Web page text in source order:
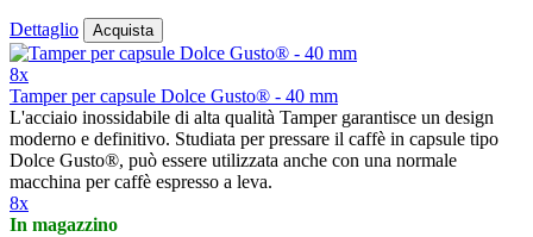
Dettaglio Acquista
8x
Tamper per capsule Dolce Gusto® - 40 mm
L'acciaio inossidabile di alta qualità Tamper garantisce un design
moderno e definitivo. Studiata per pressare il caffè in capsule tipo
Dolce Gusto®, può essere utilizzata anche con una normale
macchina per caffè espresso a leva.
8x
In magazzino